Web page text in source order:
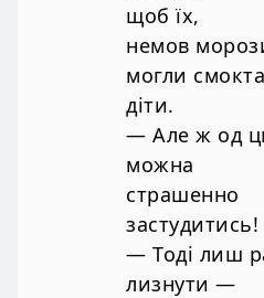
щоб їх,
немов
могли
діти.
— Але ж од
можна
страшенно
застудитись!
— Тоді лиш
лизнути —